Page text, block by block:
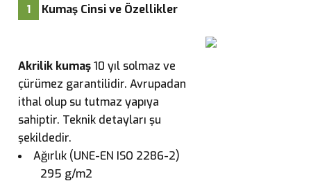
1 Kumaş Cinsi ve Özellikler
Akrilik kumaş10 yıl solmaz ve
çürümez garantilidir. Avrupadan
ithal olup su tutmaz yapıya
sahiptir. Teknik detayları şu
şekildedir.
Ağırlık (UNE-EN ISO 2286-2)
295 g/m2